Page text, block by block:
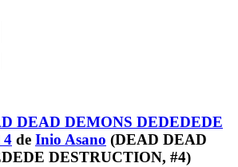
DEAD DEMONS DEDEDEDE
4 de Inio Asano (DEAD DEAD
DESTRUCTION, #4)